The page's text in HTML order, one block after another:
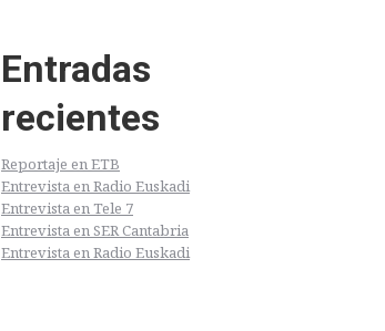
Entradas
recientes
Reportaje en ETB
Entrevista en Radio Euskadi
Entrevista en Tele 7
Entrevista en SER Cantabria
Entrevista en Radio Euskadi